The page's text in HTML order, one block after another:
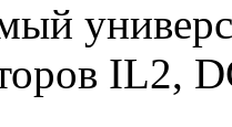
IL2,